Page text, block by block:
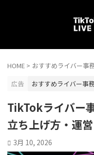
HOME > おすすめライバー事
広告
おすすめライバー事
TikTokライバー
立ち上げ方・運
3月 10, 2026